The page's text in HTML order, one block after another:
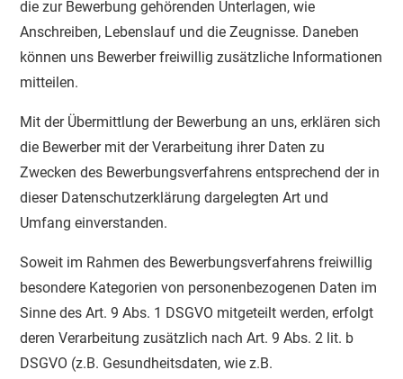
die zur Bewerbung gehörenden Unterlagen, wie
Anschreiben, Lebenslauf und die Zeugnisse. Daneben
können uns Bewerber freiwillig zusätzliche Informationen
mitteilen.
Mit der Übermittlung der Bewerbung an uns, erklären sich
die Bewerber mit der Verarbeitung ihrer Daten zu
Zwecken des Bewerbungsverfahrens entsprechend der in
dieser Datenschutzerklärung dargelegten Art und
Umfang einverstanden.
Soweit im Rahmen des Bewerbungsverfahrens freiwillig
besondere Kategorien von personenbezogenen Daten im
Sinne des Art. 9 Abs. 1 DSGVO mitgeteilt werden, erfolgt
deren Verarbeitung zusätzlich nach Art. 9 Abs. 2 lit. b
DSGVO (z.B. Gesundheitsdaten, wie z.B.